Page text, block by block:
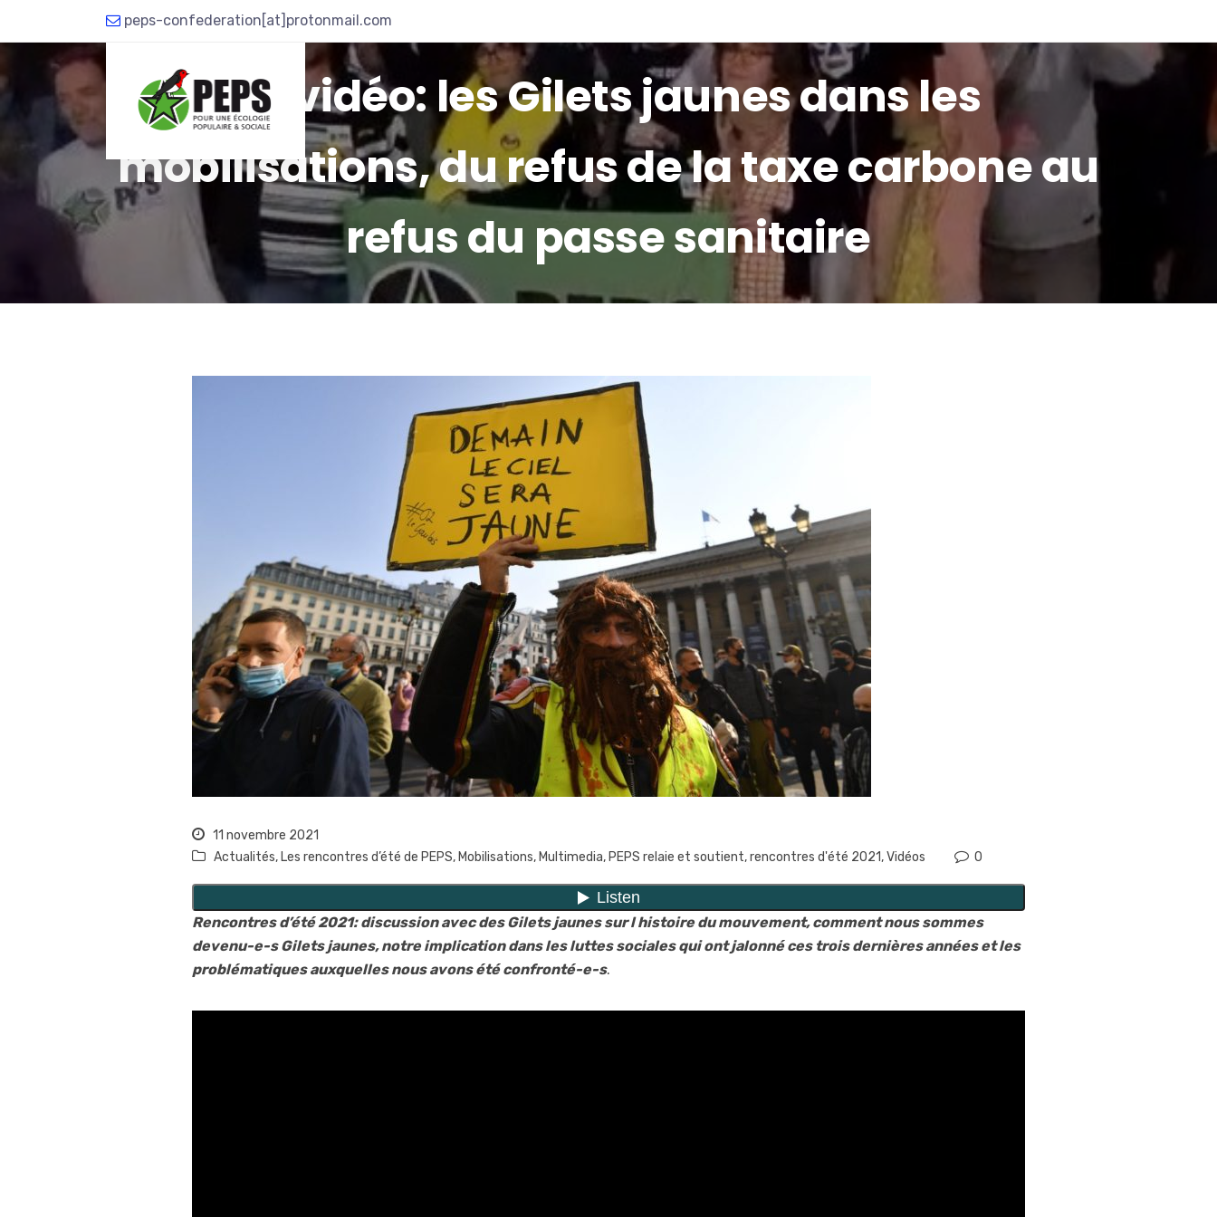
peps-confederation[at]protonmail.com
QUI SOMMES NOUS ? ADHÉRER /DONS ACTUALITÉS LE RÉSEAU IDÉES AGIR
La vidéo: les Gilets jaunes dans les
mobilisations, du refus de la taxe carbone au
refus du passe sanitaire
11 novembre 2021
Actualités, Les rencontres d’été de PEPS, Mobilisations, Multimedia, PEPS relaie et soutient,rencontres d'été 2021,Vidéos 0
Rencontres d’été 2021: discussion avec des Gilets jaunes sur l histoire du mouvement, comment nous sommes
devenu-e-s Gilets jaunes, notre implication dans les luttes sociales qui ont jalonné ces trois dernières années et les
problématiques auxquelles nous avons été confronté-e-s.